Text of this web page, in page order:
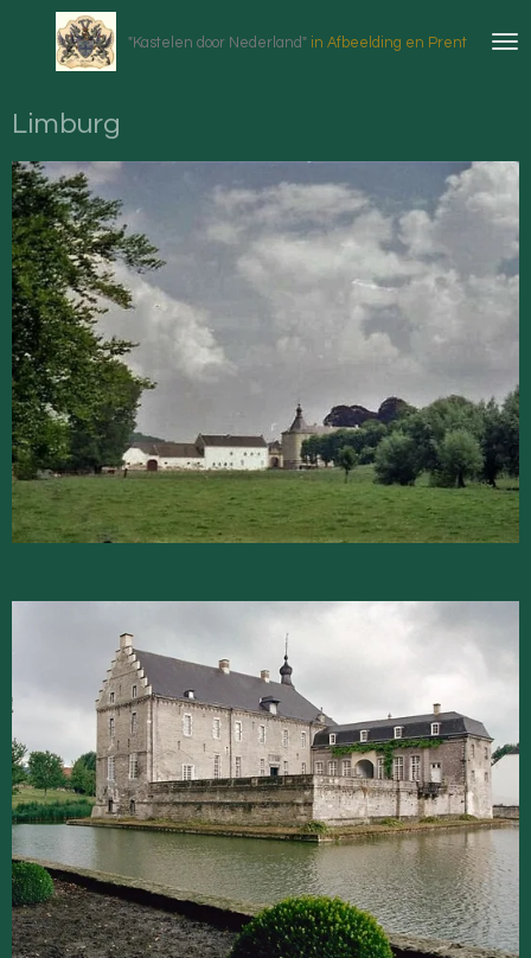
direct
de
hoofdinhoud
"Kastelen door Nederland" in Afbeelding en Prent
Limburg